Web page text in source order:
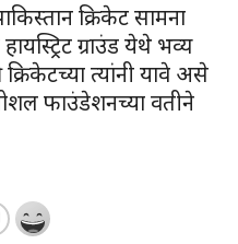
क्रिकेट सामना
ग्राउंड येथे भव्य
क्रिकेटच्या त्यांनी यावे असे
फाउंडेशनच्या वतीने